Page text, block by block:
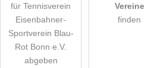
für Tennisverein
Eisenbahner-
Sportverein Blau-
Rot Bonn e.V.
abgeben
Vereine
finden